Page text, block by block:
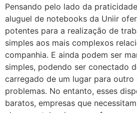
Pensando pelo lado da
aluguel de notebooks da Uniir
potentes para a realização de
simples aos mais complexos
companhia. E ainda podem ser
simples, podendo ser conectado
carregado de um lugar para outro
problemas. No entanto, esses
baratos, empresas que